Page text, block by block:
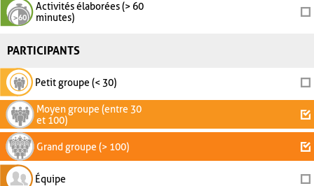
Activités élaborées (> 60
minutes)
PARTICIPANTS
Petit groupe (< 30)
Moyen groupe (entre 30
et 100)
Grand groupe (> 100)
Équipe